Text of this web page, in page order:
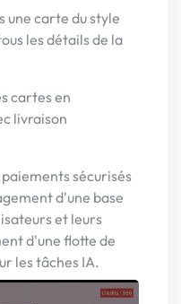
une carte du style
les détails de la
cartes en
livraison
sécurisés
d'une base
et leurs
d'une flotte de
les tâches IA.